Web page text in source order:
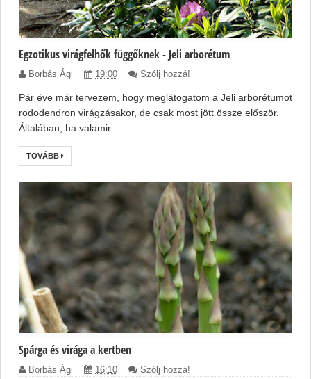
Egzotikus virágfelhők függőknek - Jeli arborétum
Borbás Ági 19:00 Szólj hozzá!
Pár éve már tervezem, hogy meglátogatom a Jeli arborétumot
rododendron virágzásakor, de csak most jött össze először.
Általában, ha valamir...
TOVÁBB
Spárga és virága a kertben
Borbás Ági 16:10 Szólj hozzá!